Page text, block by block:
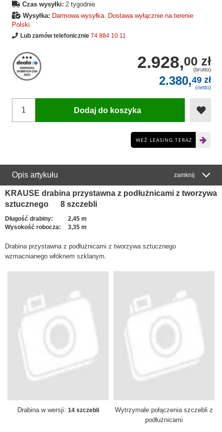
Czas wysyłki: 2 tygodnie
Wysyłka: Darmowa wysyłka. Dostawa wyłącznie na terenie
Polski
Lub zamów telefonicznie 74 884 10 11
2.928,00 zł
(brutto)
2.380,49 zł
(netto)
Dodaj do koszyka
WEŹ LEASING TERAZ
Opis artykułu zamknij
KRAUSE drabina przystawna z podłużnicami z tworzywa
sztucznego 8 szczebli
Długość drabiny:
2,45 m
Wysokość robocza:
3,35 m
Drabina przystawna z podłużnicami z tworzywa sztucznego
wzmacnianego włóknem szklanym.
Drabina w wersji: 14 szczebli
Wytrzymałe połączenia szczebli z
podłużnicami